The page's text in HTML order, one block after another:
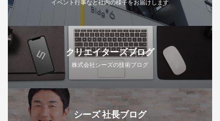
イベント行事など社内の様子をお届けします
クリエイターズブログ
株式会社シーズの技術ブログ
シーズ 社長ブログ